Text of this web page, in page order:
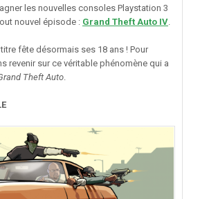
les nouvelles consoles Playstation 3
nouvel épisode : Grand Theft Auto IV
titre fête désormais ses 18 ans ! Pour
revenir sur ce véritable phénomène qui a
Theft Auto